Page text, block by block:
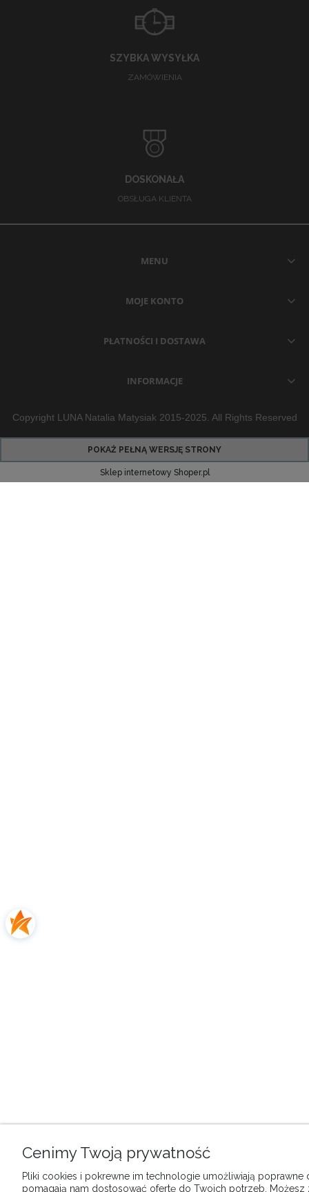
SZYBKA WYSYŁKA
ZAMÓWIENIA
DOSKONAŁA
OBSŁUGA KLIENTA
MENU
MOJE KONTO
PŁATNOŚCI I DOSTAWA
INFORMACJE
Copyright LUNA Natalia Matysiak 2015-2025. All Rights Reserved
POKAŻ PEŁNĄ WERSJĘ STRONY
Sklep internetowy Shoper.pl
Cenimy Twoją prywatność
Pliki cookies i pokrewne im technologie umożliwiają poprawne
pomagają nam dostosować ofertę do Twoich potrzeb. Możesz